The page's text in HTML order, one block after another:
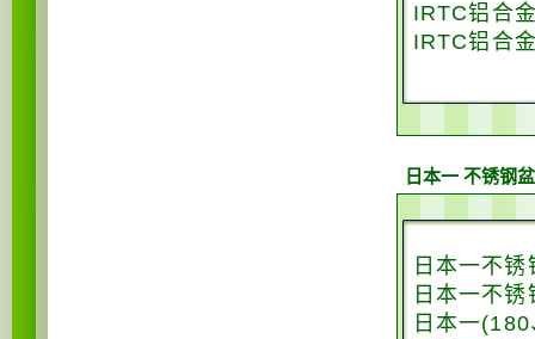
IRTC铝合
IRTC铝合
日本一 不锈钢
日本一不
日本一不
日本一